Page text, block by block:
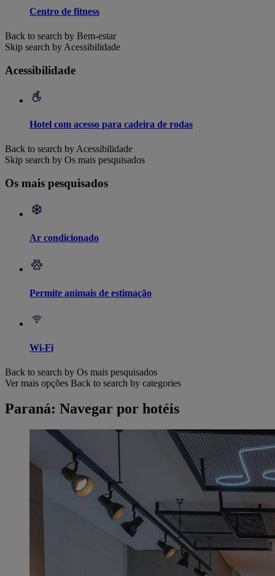
Centro de fitness
Back to search by Bem-estar
Skip search by Acessibilidade
Acessibilidade
Hotel com acesso para cadeira de rodas
Back to search by Acessibilidade
Skip search by Os mais pesquisados
Os mais pesquisados
Ar condicionado
Permite animais de estimação
Wi-Fi
Back to search by Os mais pesquisados
Ver mais opções Back to search by categories
Paraná: Navegar por hotéis